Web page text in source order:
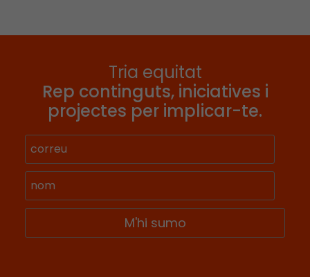
Tria equitat
Rep continguts, iniciatives i
projectes per implicar-te.